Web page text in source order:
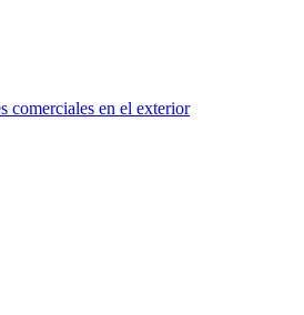
comerciales en el exterior